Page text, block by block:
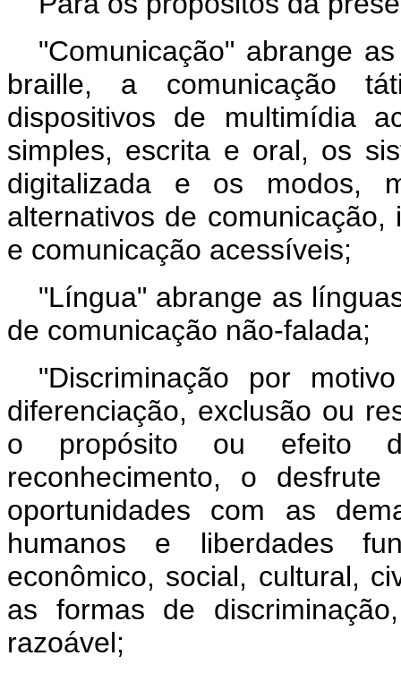
"Comunicação" abrange
braille, a comunicação
dispositivos de multimídia
simples, escrita e oral, os
digitalizada e os modos,
alternativos de
e comunicação acessíveis;
"Língua" abrange as
de comunicação não-falada;
"Discriminação por
diferenciação, exclusão ou
o propósito ou efeito
reconhecimento, o
oportunidades com as
humanos e liberdades
econômico, social, cultural,
as formas de
razoável;